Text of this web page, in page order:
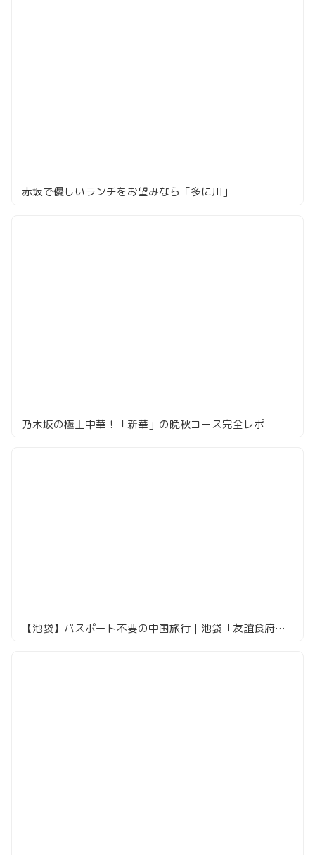
赤坂で優しいランチをお望みなら「多に川」
乃木坂の極上中華！「新華」の晩秋コース完全レポ
【池袋】パスポート不要の中国旅行｜池袋「友誼食府」全6店メニュー・値段・注文方法